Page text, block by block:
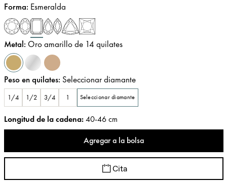
Forma: Esmeralda
Metal: Oro amarillo de 14 quilates
Peso en quilates: Seleccionar diamante
1/4 1/2 3/4 1 Seleccionar diamante
Longitud de la cadena:40-46 cm
Agregar a la bolsa
Cita